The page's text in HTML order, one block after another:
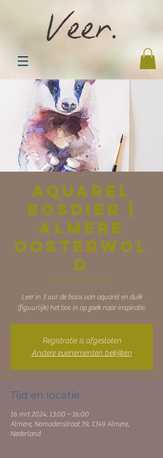
Aquarel
bosdier |
Almere
Oosterwol
d
za 16 mrt
  |
Almere
Leer in 3 uur de basis van aquarel en duik
(figuurlijk) het bos in op zoek naar inspiratie.
Registratie is afgesloten
Andere evenementen bekijken
Tijd en locatie
16 mrt 2024, 13:00 – 16:00
Almere, Nomadenstraat 39, 1349 Almere,
Nederland